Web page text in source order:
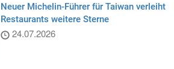
Neuer Michelin-Führer für Taiwan verleiht
Restaurants weitere Sterne
24.07.2026